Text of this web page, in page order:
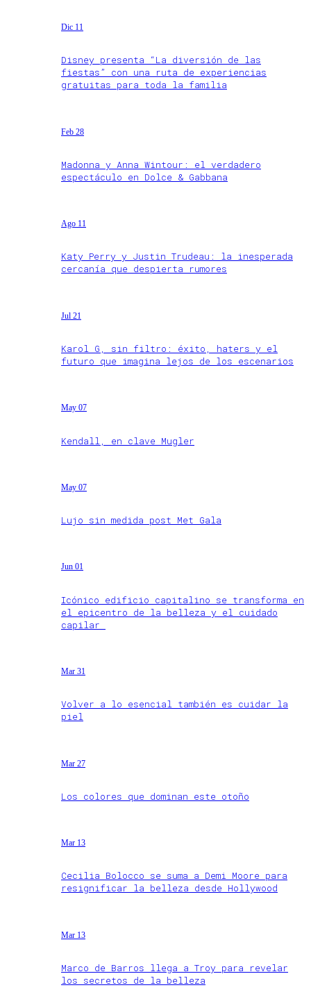
Dic 11
Disney presenta “La diversión de las
fiestas” con una ruta de experiencias
gratuitas para toda la familia
Feb 28
Madonna y Anna Wintour: el verdadero
espectáculo en Dolce & Gabbana
Ago 11
Katy Perry y Justin Trudeau: la inesperada
cercanía que despierta rumores
Jul 21
Karol G, sin filtro: éxito, haters y el
futuro que imagina lejos de los escenarios
May 07
Kendall, en clave Mugler
May 07
Lujo sin medida post Met Gala
Jun 01
Icónico edificio capitalino se transforma en
el epicentro de la belleza y el cuidado
capilar
Mar 31
Volver a lo esencial también es cuidar la
piel
Mar 27
Los colores que dominan este otoño
Mar 13
Cecilia Bolocco se suma a Demi Moore para
resignificar la belleza desde Hollywood
Mar 13
Marco de Barros llega a Troy para revelar
los secretos de la belleza